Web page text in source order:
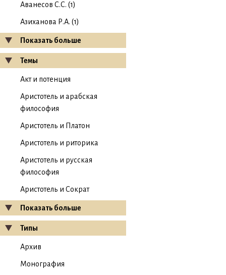
Аванесов С.С. (1)
Азиханова Р.А. (1)
Показать больше
Темы
Акт и потенция
Аристотель и арабская
философия
Аристотель и Платон
Аристотель и риторика
Аристотель и русская
философия
Аристотель и Сократ
Показать больше
Типы
Архив
Монография